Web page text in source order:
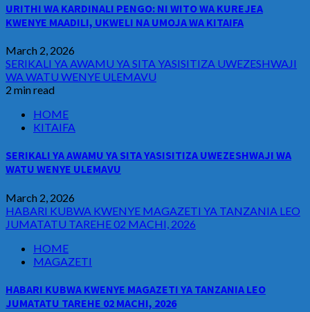
URITHI WA KARDINALI PENGO: NI WITO WA KUREJEA
KWENYE MAADILI, UKWELI NA UMOJA WA KITAIFA
March 2, 2026
SERIKALI YA AWAMU YA SITA YASISITIZA UWEZESHWAJI
WA WATU WENYE ULEMAVU
2 min read
HOME
KITAIFA
SERIKALI YA AWAMU YA SITA YASISITIZA UWEZESHWAJI WA
WATU WENYE ULEMAVU
March 2, 2026
HABARI KUBWA KWENYE MAGAZETI YA TANZANIA LEO
JUMATATU TAREHE 02 MACHI, 2026
HOME
MAGAZETI
HABARI KUBWA KWENYE MAGAZETI YA TANZANIA LEO
JUMATATU TAREHE 02 MACHI, 2026